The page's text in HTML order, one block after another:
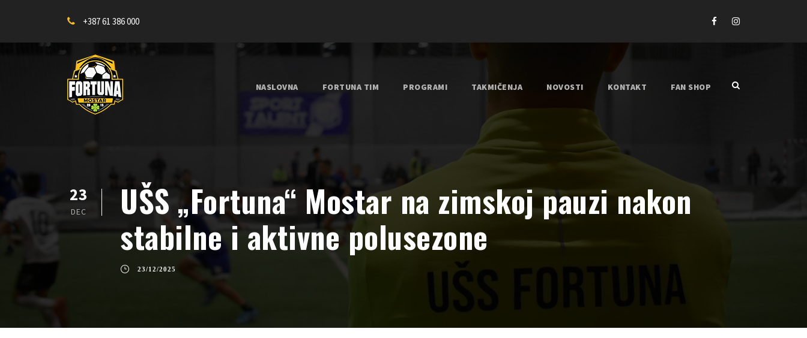
+387 61 386 000
NASLOVNA FORTUNA TIM PROGRAMI TAKMIČENJA NOVOSTI KONTAKT FAN SHOP
23
DEC
UŠS „Fortuna“ Mostar na zimskoj pauzi nakon
stabilne i aktivne polusezone
23/12/2025